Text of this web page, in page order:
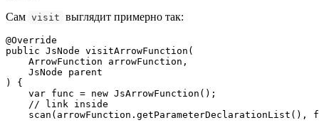
Сам visit выглядит примерно так:
@Override
public JsNode visitArrowFunction(
    ArrowFunction arrowFunction,
    JsNode parent
) {
var func = new JsArrowFunction();
// link inside
scan(arrowFunction.getParameterDeclarationList(),